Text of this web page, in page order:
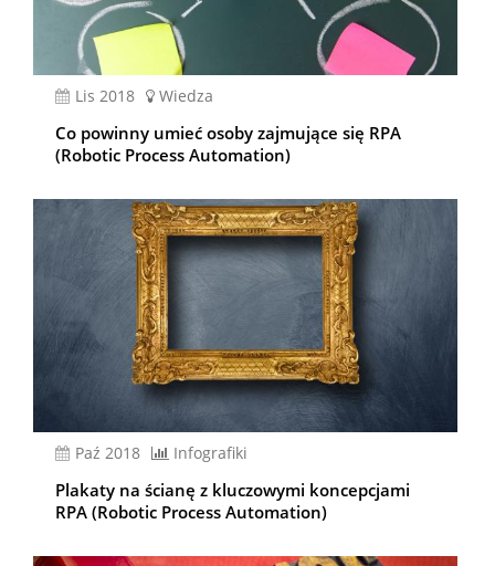
lis 2018 Wiedza
Co powinny umieć osoby zajmujące się RPA
(Robotic Process Automation)
paź 2018 Infografiki
Plakaty na ścianę z kluczowymi koncepcjami
RPA (Robotic Process Automation)